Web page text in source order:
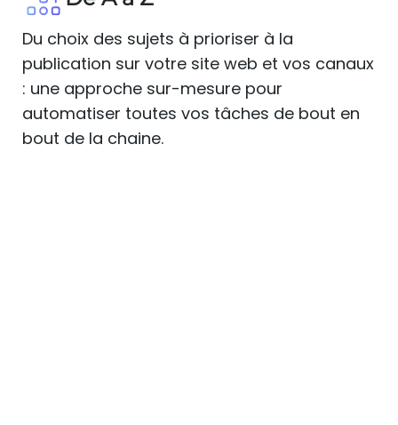
Du choix des sujets à prioriser à la
publication sur votre site web et vos canaux
: une approche sur-mesure pour
automatiser toutes vos tâches de bout en
bout de la chaine.